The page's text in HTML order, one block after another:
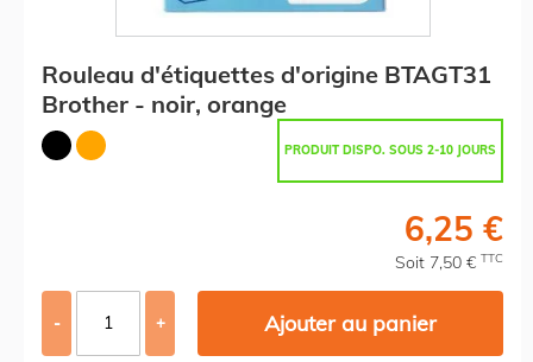
Rouleau d'étiquettes d'origine BTAGT31
Brother - noir, orange
PRODUIT DISPO. SOUS 2-10 JOURS
6,25 €
Soit 7,50 € TTC
- + Ajouter au panier